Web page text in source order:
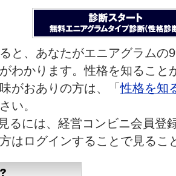
と、あなたがエニアグラムの
わかります。性格を知ること
がおありの方は、「性格を知
い。
るには、経営コンビニ会員登
はログインすることで見るこ